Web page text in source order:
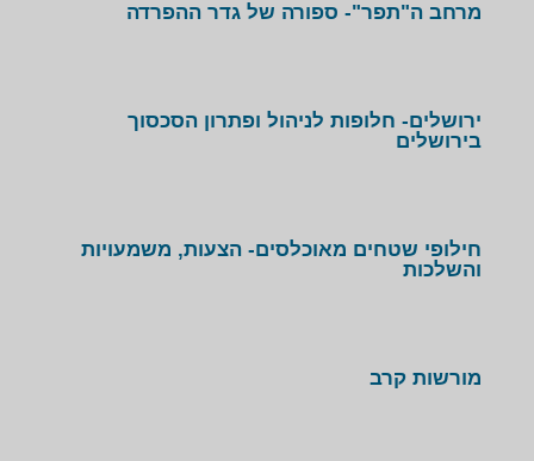
שאול הוא מרצה רהוט ומבוקש המקיים גם סיורים במרחב
מרחב ה"תפר"- ספורה של גדר ההפרדה
ירושלים- חלופות לניהול ופתרון הסכסוך
בירושלים
חילופי שטחים מאוכלסים- הצעות, משמעויות
והשלכות
מורשות קרב